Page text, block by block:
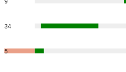
9
34
5